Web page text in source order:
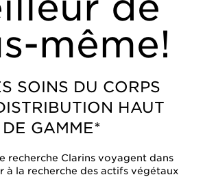
même!
SOINS DU CORPS
HAUT
DE GAMME*
recherche Clarins voyagent dans
à la recherche des actifs végétaux